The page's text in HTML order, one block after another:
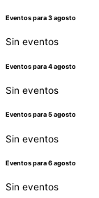
Eventos para3agosto
Sin eventos
Eventos para4agosto
Sin eventos
Eventos para5agosto
Sin eventos
Eventos para6agosto
Sin eventos